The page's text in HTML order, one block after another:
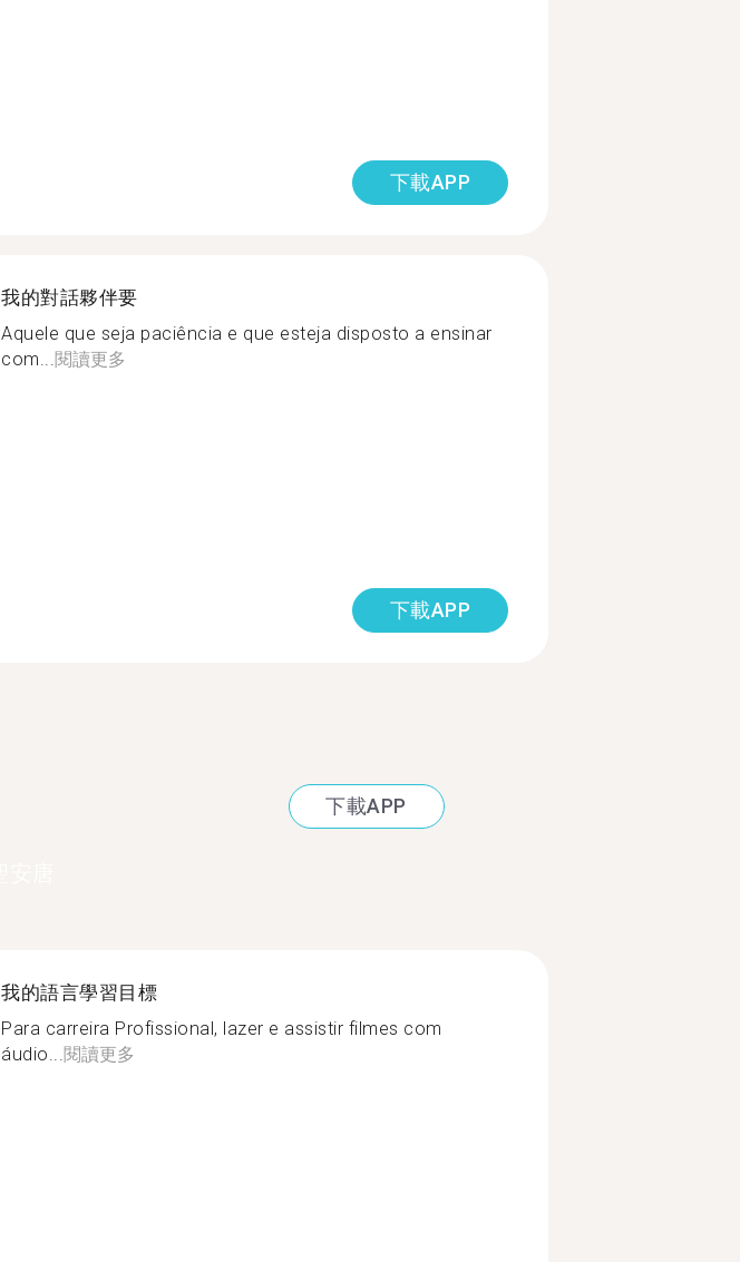
下載APP
我的對話夥伴要
Aquele que seja paciência e que esteja disposto a ensinar
com...閱讀更多
下載APP
下載APP
我的語言學習目標
Para carreira Profissional, lazer e assistir filmes com
áudio... 閱讀更多